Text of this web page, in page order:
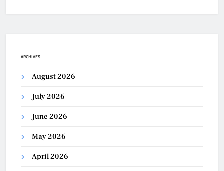
ARCHIVES
August 2026
July 2026
June 2026
May 2026
April 2026